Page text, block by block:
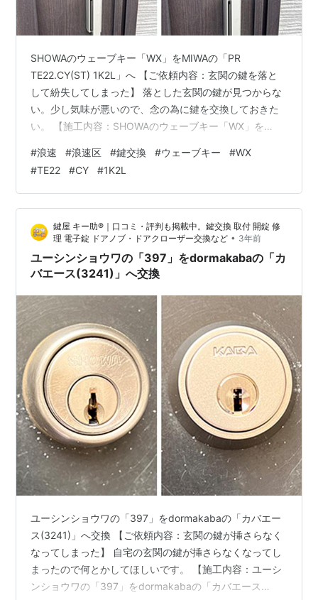
SHOWAのウェーブキー「WX」をMIWAの「PR
TE22.CY(ST) 1K2L」へ 【ご依頼内容：玄関の鍵を落と
して紛失してしまった】 落とした玄関の鍵が見つからな
い。少し気味が悪いので、念の為に鍵を交換しておきた
い。 【施工内容：SHOWAのウェーブキー「WX」を
ユーシンショーワのウェーブキー「WX」が上下2箇所(2
ロック)でついております。 確認したところ、今回であれ
ば鍵穴のみのを取り替える「シリンダー交換」にて対応
可能でした。 ヒアリングの結果、ウェーブキーからディ
ンプルキーへグレードアップし、防犯性を高める事…
#浪速 #浪速区 #鍵交換 #ウェーブキー #WX
#TE22 #CY #1K2L
鍵屋 キー助®｜口コミ・評判も掲載中。鍵交換 取付 開錠 修
理 電子錠 ドアノブ・ドアクローザー交換など • 3年前
ユーシンショウワの「397」をdormakabaの「カ
バエース(3241)」へ交換
ユーシンショウワの「397」をdormakabaの「カバエー
ス(3241)」へ交換 【ご依頼内容：玄関の鍵が挿さらなく
なってしまった】 自宅の玄関の鍵が挿さらなくなってし
まったので何とかしてほしいです。 【施工内容：ユーシ
ンショウワの「397」をdormakabaの「カバエース